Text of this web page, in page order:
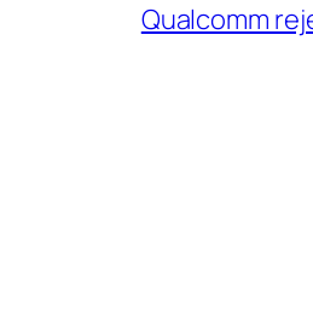
Qualcomm